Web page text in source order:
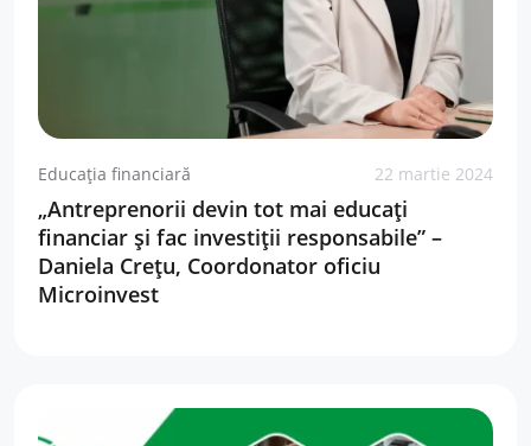
Educația financiară 22 martie 2024
„Antreprenorii devin tot mai educați
financiar și fac investiții responsabile” –
Daniela Crețu, Coordonator oficiu
Microinvest